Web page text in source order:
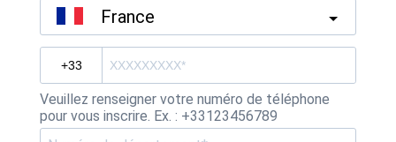
France
Veuillez renseigner votre numéro de téléphone
pour vous inscrire. Ex. : +33123456789